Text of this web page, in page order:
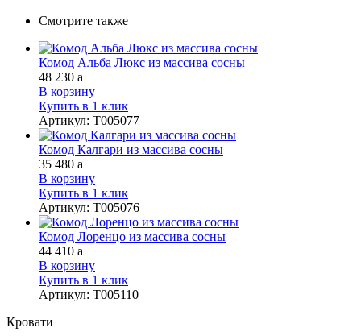
Смотрите также
Комод Альба Люкс из массива сосны
48 230 a
В корзину
Купить в 1 клик
Артикул: Т005077
Комод Калгари из массива сосны
35 480 a
В корзину
Купить в 1 клик
Артикул: Т005076
Комод Лоренцо из массива сосны
44 410 a
В корзину
Купить в 1 клик
Артикул: Т005110
Кровати